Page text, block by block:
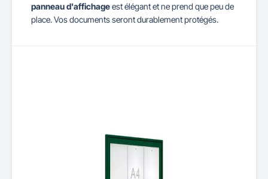
panneau d'affichageest élégant et ne prend que peu de
place. Vos documents seront durablement protégés.